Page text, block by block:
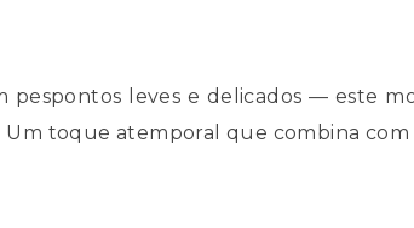
leves e delicados — este
toque atemporal que combina com